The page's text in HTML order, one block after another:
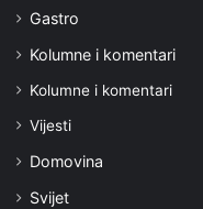
Gastro
Kolumne i komentari
Kolumne i komentari
Vijesti
Domovina
Svijet